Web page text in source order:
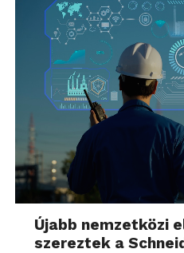
Újabb nemzetközi
szereztek a